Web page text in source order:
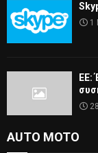
1
ΕΕ:
AUTO MOTO